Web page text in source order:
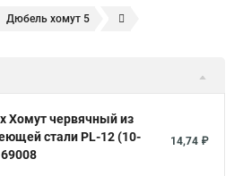
Дюбель хомут 5
Хомут для прокладки трубы
Хомут 32 Хомут 2 Хомут 40
Хомут червячный из
стали PL-12 (10-
14,74 ₽